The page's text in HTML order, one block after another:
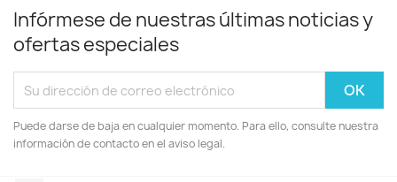
Infórmese de nuestras últimas noticias y
ofertas especiales
Puede darse de baja en cualquier momento. Para ello, consulte nuestra
información de contacto en el aviso legal.